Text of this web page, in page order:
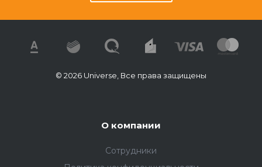
© 2026 Universe, Все права защищены
О компании
Сотрудники